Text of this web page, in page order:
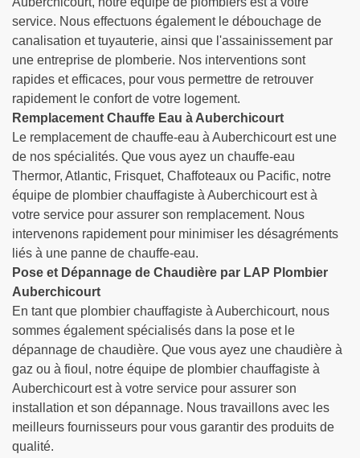
service. Nous effectuons également le débouchage de
canalisation et tuyauterie, ainsi que l'assainissement par
une entreprise de plomberie. Nos interventions sont
rapides et efficaces, pour vous permettre de retrouver
rapidement le confort de votre logement.
Remplacement Chauffe Eau à Auberchicourt
Le remplacement de chauffe-eau à Auberchicourt est une
de nos spécialités. Que vous ayez un chauffe-eau
Thermor, Atlantic, Frisquet, Chaffoteaux ou Pacific, notre
équipe de plombier chauffagiste à Auberchicourt est à
votre service pour assurer son remplacement. Nous
intervenons rapidement pour minimiser les désagréments
liés à une panne de chauffe-eau.
Pose et Dépannage de Chaudière par LAP Plombier
Auberchicourt
En tant que plombier chauffagiste à Auberchicourt, nous
sommes également spécialisés dans la pose et le
dépannage de chaudière. Que vous ayez une chaudière à
gaz ou à fioul, notre équipe de plombier chauffagiste à
Auberchicourt est à votre service pour assurer son
installation et son dépannage. Nous travaillons avec les
meilleurs fournisseurs pour vous garantir des produits de
qualité.